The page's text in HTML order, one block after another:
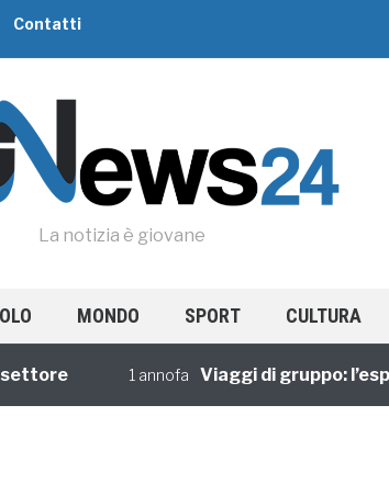
Contatti
La notizia è giovane
MONDO SPORT CULTURA
1 annofa Viaggi di gruppo: